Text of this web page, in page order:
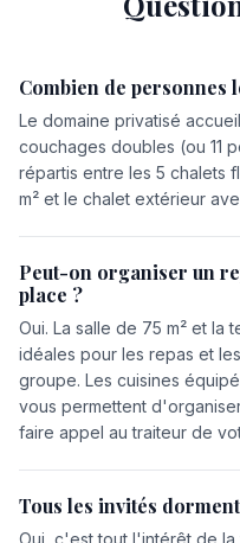
Combien de
Le domaine privatisé
couchages doubles (ou 11
répartis entre les 5 chalets
m² et le chalet extérieur
Peut-on organiser un
place ?
Oui. La salle de 75 m² et la
idéales pour les repas et
groupe. Les cuisines
vous permettent
faire appel au traiteur de
Tous les invités
Oui, c'est tout l'intérêt de